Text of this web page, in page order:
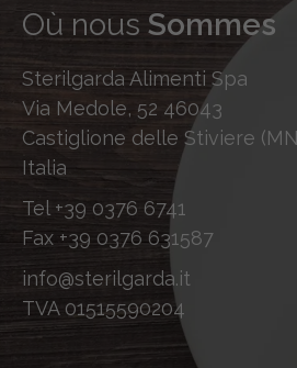
Où nous Sommes
Sterilgarda Alimenti Spa
Via Medole, 52 46043
Castiglione delle Stiviere
Italia
Tel +39 0376 6741
Fax +39 0376 631587
info@sterilgarda.it
TVA 01515590204